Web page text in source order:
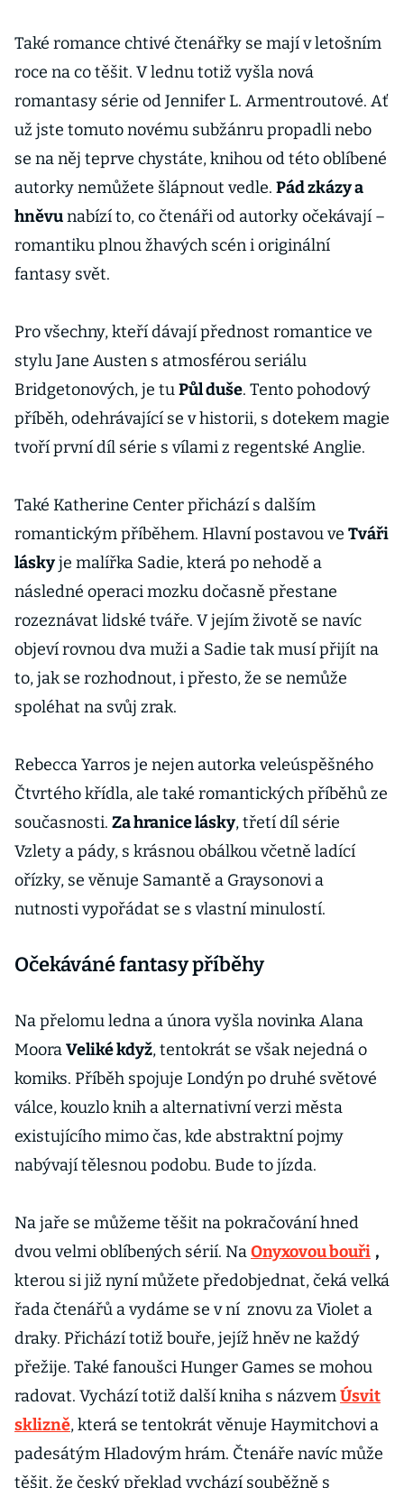
Také romance chtivé čtenářky se mají v letošním
roce na co těšit. V lednu totiž vyšla nová
romantasy série od Jennifer L. Armentroutové. Ať
už jste tomuto novému subžánru propadli nebo
se na něj teprve chystáte, knihou od této oblíbené
autorky nemůžete šlápnout vedle. Pád zkázy a
hněvunabízí to, co čtenáři od autorky očekávají –
romantiku plnou žhavých scén i originální
fantasy svět.
Pro všechny, kteří dávají přednost romantice ve
stylu Jane Austen s atmosférou seriálu
Bridgetonových, je tuPůl duše. Tento pohodový
příběh, odehrávající se v historii, s dotekem magie
tvoří první díl série s vílami z regentské Anglie.
Také Katherine Center přichází s dalším
romantickým příběhem. Hlavní postavou ve Tváři
láskyje malířka Sadie, která po nehodě a
následné operaci mozku dočasně přestane
rozeznávat lidské tváře. V jejím životě se navíc
objeví rovnou dva muži a Sadie tak musí přijít na
to, jak se rozhodnout, i přesto, že se nemůže
spoléhat na svůj zrak.
Rebecca Yarros je nejen autorka veleúspěšného
Čtvrtého křídla, ale také romantických příběhů ze
současnosti. Za hranice lásky, třetí díl série
Vzlety a pády, s krásnou obálkou včetně ladící
ořízky, se věnuje Samantě a Graysonovi a
nutnosti vypořádat se s vlastní minulostí.
Očekáváné fantasy příběhy
Na přelomu ledna a února vyšla novinka Alana
MooraVeliké když, tentokrát se však nejedná o
komiks. Příběh spojuje Londýn po druhé světové
válce, kouzlo knih a alternativní verzi města
existujícího mimo čas, kde abstraktní pojmy
nabývají tělesnou podobu. Bude to jízda.
Na jaře se můžeme těšit na pokračování hned
dvou velmi oblíbených sérií. NaOnyxovou bouři ,
kterou si již nyní můžete předobjednat, čeká velká
řada čtenářů a vydáme se v ní znovu za Violet a
draky. Přichází totiž bouře, jejíž hněv ne každý
přežije. Také fanoušci Hunger Games se mohou
radovat. Vychází totiž další kniha s názvemÚsvit
sklizně, která se tentokrát věnuje Haymitchovi a
padesátým Hladovým hrám. Čtenáře navíc může
těšit, že český překlad vychází souběžně s